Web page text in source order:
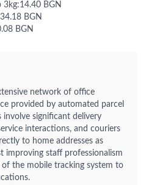
3kg:14.40 BGN
BGN
BGN
network of office
provided by automated parcel
involve significant delivery
interactions, and couriers
to home addresses as
improving staff professionalism
the mobile tracking system to